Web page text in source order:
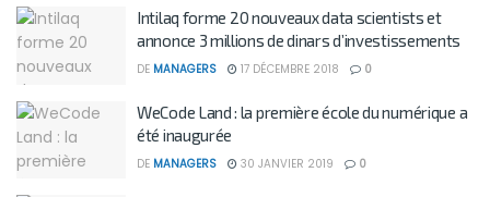
Intilaq forme 20 nouveaux data scientists et
annonce 3 millions de dinars d’investissements
DE MANAGERS 17 DÉCEMBRE 2018 0
WeCode Land : la première école du numérique a
été inaugurée
DE MANAGERS 30 JANVIER 2019 0